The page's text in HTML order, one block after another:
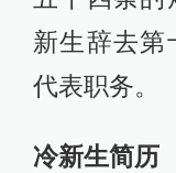
新生辞去第
代表职务。
冷新生简历